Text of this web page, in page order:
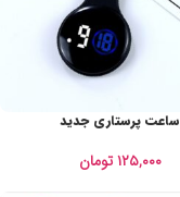
ساعت پرستاری جدید
۱۲۵,۰۰۰ تومان